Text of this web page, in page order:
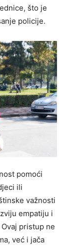
što je
policije.
pomoći
ili
važnosti
empatiju i
pristup ne
već i jača